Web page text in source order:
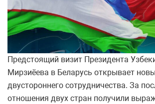
Предстоящий визит Президента
Мирзиёева в Беларусь открывает
двустороннего сотрудничества. За
отношения двух стран получили